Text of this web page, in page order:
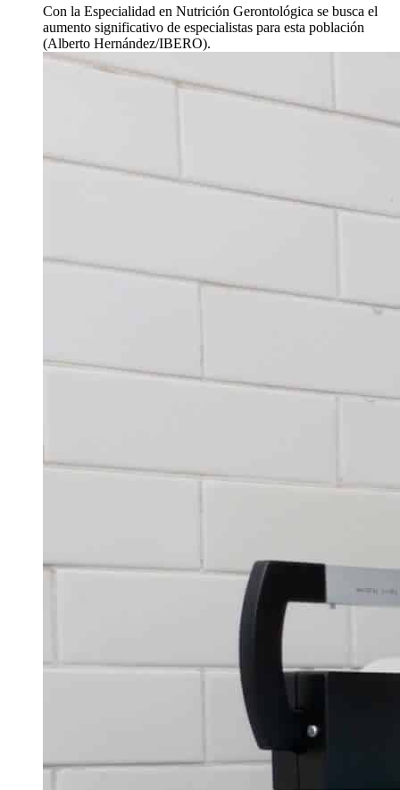
Con la Especialidad en Nutrición Gerontológica se busca el
aumento significativo de especialistas para esta población
(Alberto Hernández/IBERO).